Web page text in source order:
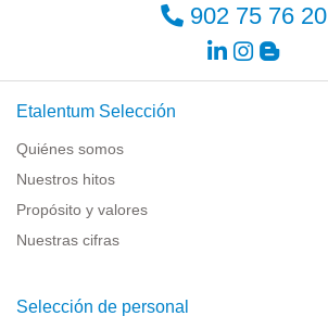
902 75 76 20
Etalentum Selección
Quiénes somos
Nuestros hitos
Propósito y valores
Nuestras cifras
Selección de personal